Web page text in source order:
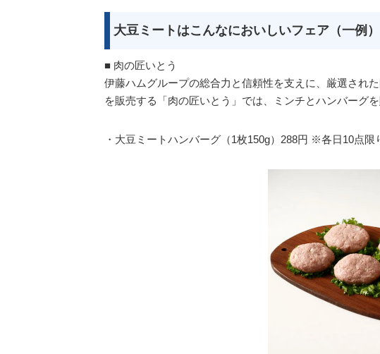
大豆ミートはこんなにおいしいフェア（一例）
■ 肉の匠いとう
伊藤ハムグループの総合力と信頼性を支えに、厳選され
を販売する「肉の匠いとう」では、ミンチとハンバーグを
・大豆ミートハンバーグ（1枚150g）288円 ※各日10点限